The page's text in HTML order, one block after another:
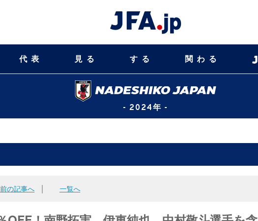
代表 見る する 関わる
- 2024年 -
前の記事へ 一覧へ